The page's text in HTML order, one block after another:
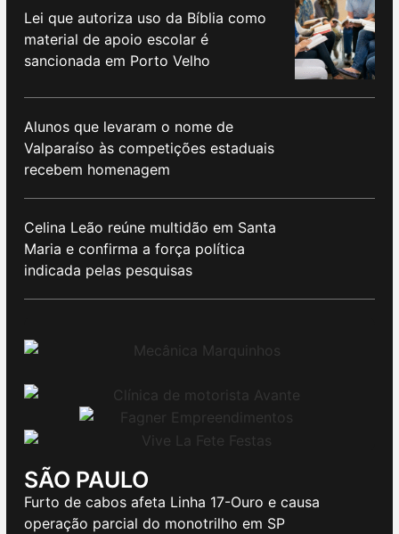
Lei que autoriza uso da Bíblia como
material de apoio escolar é
sancionada em Porto Velho
Alunos que levaram o nome de
Valparaíso às competições estaduais
recebem homenagem
Celina Leão reúne multidão em Santa
Maria e confirma a força política
indicada pelas pesquisas
SÃO PAULO
Furto de cabos afeta Linha 17-Ouro e causa
operação parcial do monotrilho em SP